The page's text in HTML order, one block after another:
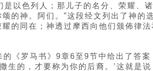
以色列人；那儿子的名分、荣耀、诸
的神。阿们。”这段经文列出了神的
的同在；神透过摩西向他们颁佈律法
《罗马书》9章6至9节中给出了答案
的，才要称为你的后裔。’这就是说